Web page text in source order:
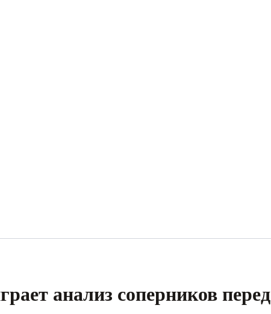
анализ соперников перед